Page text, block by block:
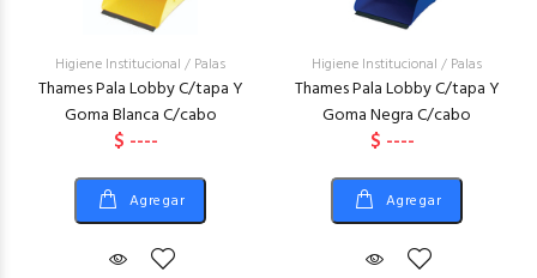
Higiene Institucional / Palas
Thames Pala Lobby C/tapa Y
Goma Blanca C/cabo
$ ----
Agregar
Higiene Institucional / Palas
Thames Pala Lobby C/tapa Y
Goma Negra C/cabo
$ ----
Agregar